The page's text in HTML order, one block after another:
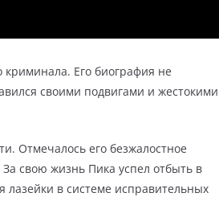
криминала. Его биография не
своими подвигами и жестокими
Отмечалось его безжалостное
свою жизнь Пика успел отбыть в
лазейки в системе исправительных